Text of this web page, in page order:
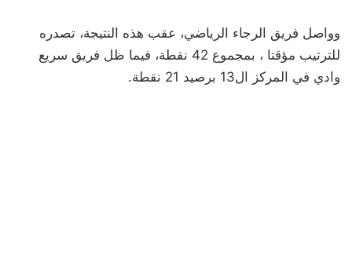
وواصل فريق الرجاء الرياضي، عقب هذه النتيجة، تصدره
للترتيب مؤقتا ، بمجموع 42 نقطة، فيما ظل فريق سريع
وادي في المركز ال13 برصيد 21 نقطة.